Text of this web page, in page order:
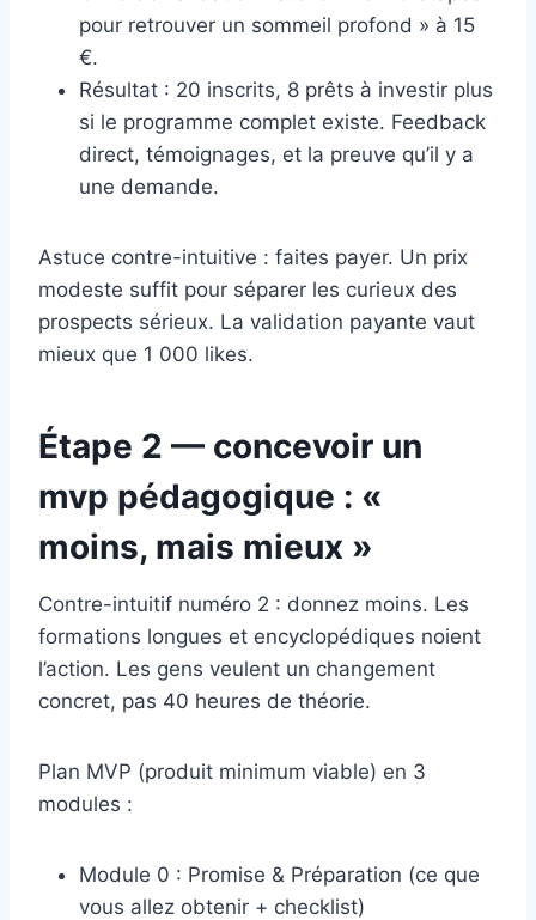
pour retrouver un sommeil profond » à 15
€.
Résultat : 20 inscrits, 8 prêts à investir plus
si le programme complet existe. Feedback
direct, témoignages, et la preuve qu’il y a
une demande.
Astuce contre-intuitive : faites payer. Un prix
modeste suffit pour séparer les curieux des
prospects sérieux. La validation payante vaut
mieux que 1 000 likes.
Étape 2 — concevoir un
mvp pédagogique : «
moins, mais mieux »
Contre-intuitif numéro 2 : donnez moins. Les
formations longues et encyclopédiques noient
l’action. Les gens veulent un changement
concret, pas 40 heures de théorie.
Plan MVP (produit minimum viable) en 3
modules :
Module 0 : Promise & Préparation (ce que
vous allez obtenir + checklist)